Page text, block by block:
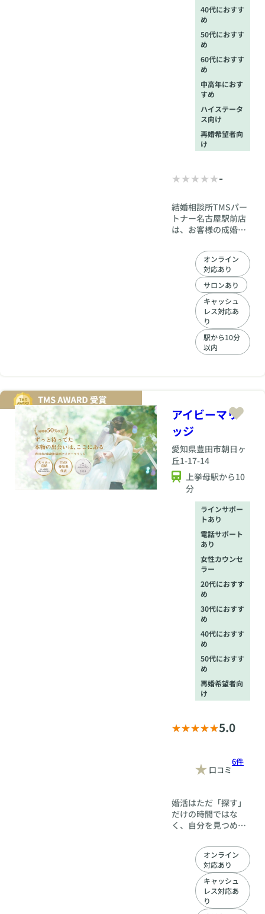
40代におすす
め
50代におすす
め
60代におすす
め
中高年におす
すめ
ハイステータ
ス向け
再婚希望者向
け
-
結婚相談所TMSパー
トナー名古屋駅前店
は、お客様の成婚を
ら婚約に至るまで、
フルサポート。20代
30代40代50代の方に
おすすめの結婚相談
所です。お客様を成
婚まで導きます。
オンライン
対応あり
サロンあり
キャッシュ
レス対応あ
り
駅から10分
以内
アイビーマリ
ッジ
愛知県豊田市朝日ヶ
丘1-17-14
上挙母駅から10
分
ラインサポー
トあり
電話サポート
あり
女性カウンセ
ラー
20代におすす
め
30代におすす
め
40代におすす
め
50代におすす
め
再婚希望者向
け
5.0
口コミ
6件
婚活はただ「探す」
だけの時間ではな
く、自分を見つめ直
ていく大切な時間で
す。自分の変化も楽
しんでみてくださ
い。自身の婚活経験
を活かしながら、一
人ひとりの気持に寄
オンライン
対応あり
キャッシュ
レス対応あ
り